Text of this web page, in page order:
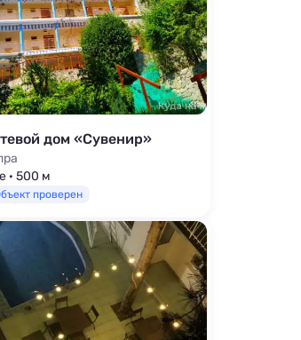
дом «Сувенир»
· 500 м
проверен